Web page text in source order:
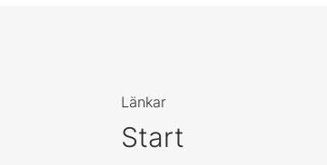
Länkar
Start